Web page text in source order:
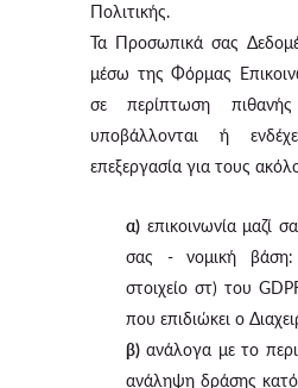
Πολιτικής.
Τα Προσωπικά σας
μέσω της Φόρμας
σε περίπτωση πιθανής
υποβάλλονται ή
επεξεργασία για τους
α) επικοινωνία μαζί
σας - νομική
στοιχείο στ) του
που επιδιώκει ο
β) ανάλογα με το
ανάληψη δράσης